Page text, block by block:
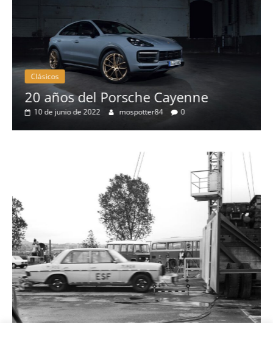
Clásicos
50 años del BMW 1602: el primer
mospotter84
Seguridad
Llamada a revisión en varios
Toyota y Lexus por la bomba de